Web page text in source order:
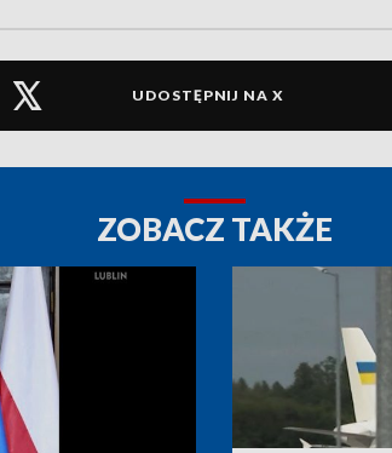
UDOSTĘPNIJ NA X
ZOBACZ TAKŻE